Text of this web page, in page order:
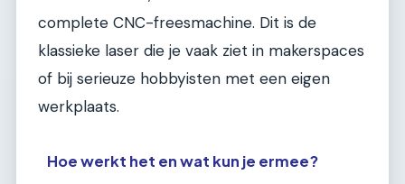
complete CNC-freesmachine. Dit is de
klassieke laser die je vaak ziet in makerspaces
of bij serieuze hobbyisten met een eigen
werkplaats.
Hoe werkt het en wat kun je ermee?